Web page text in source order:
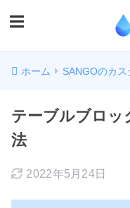
ホーム SANGOのカ
テーブルブロッ
法
2022年5月24日